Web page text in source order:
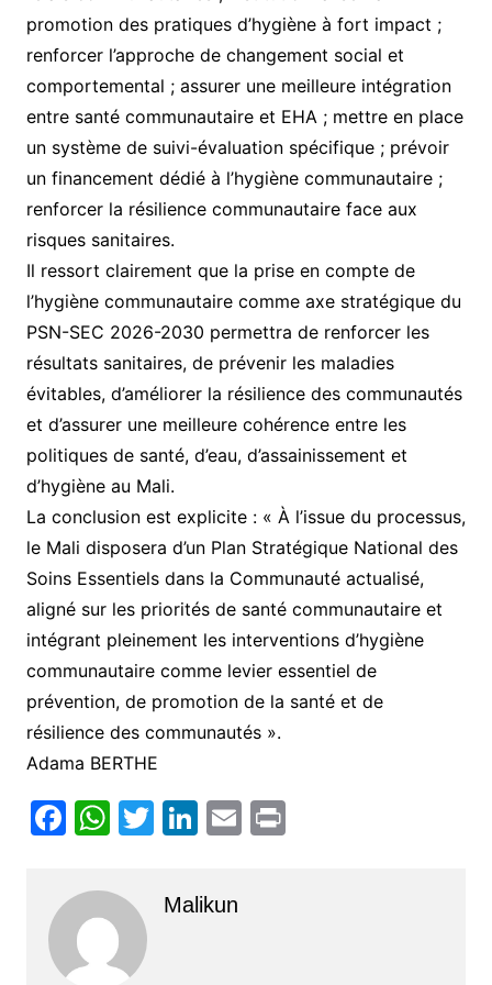
promotion des pratiques d’hygiène à fort impact ;
renforcer l’approche de changement social et
comportemental ; assurer une meilleure intégration
entre santé communautaire et EHA ; mettre en place
un système de suivi-évaluation spécifique ; prévoir
un financement dédié à l’hygiène communautaire ;
renforcer la résilience communautaire face aux
risques sanitaires.
Il ressort clairement que la prise en compte de
l’hygiène communautaire comme axe stratégique du
PSN-SEC 2026-2030 permettra de renforcer les
résultats sanitaires, de prévenir les maladies
évitables, d’améliorer la résilience des communautés
et d’assurer une meilleure cohérence entre les
politiques de santé, d’eau, d’assainissement et
d’hygiène au Mali.
La conclusion est explicite : « À l’issue du processus,
le Mali disposera d’un Plan Stratégique National des
Soins Essentiels dans la Communauté actualisé,
aligné sur les priorités de santé communautaire et
intégrant pleinement les interventions d’hygiène
communautaire comme levier essentiel de
prévention, de promotion de la santé et de
résilience des communautés ».
Adama BERTHE
F
c
e
b
W
at
s
A
T
itt
er
Li
k
e
E Pr
Malikun